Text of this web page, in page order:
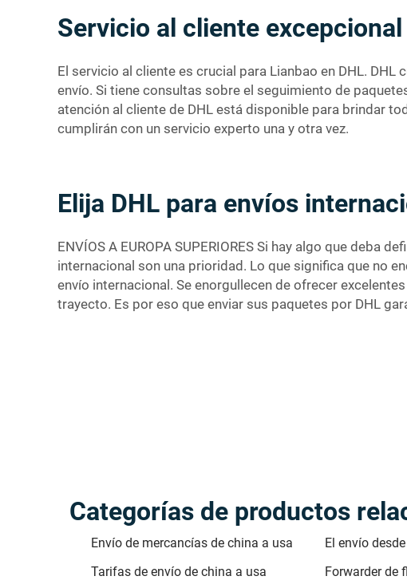
Servicio al cliente
El servicio al cliente es crucial para Lianbao en DHL.
envío. Si tiene consultas sobre el seguimiento de
atención al cliente de DHL está disponible para brindar
cumplirán con un servicio experto una y otra vez.
Elija DHL para envíos
ENVÍOS A EUROPA SUPERIORES Si hay algo que deba
internacional son una prioridad. Lo que significa que no
envío internacional. Se enorgullecen de ofrecer
trayecto. Es por eso que enviar sus paquetes por DHL
Categorías de productos
Envío de mercancías de china a usa El envío
Tarifas de envío de china a usa
Forwarder de